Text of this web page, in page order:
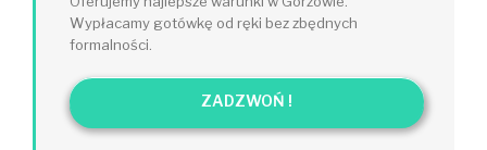
Wypłacamy gotówkę od ręki bez zbędnych
formalności.
ZADZWOŃ !